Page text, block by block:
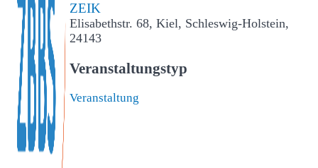
ZEIK
Elisabethstr. 68, Kiel, Schleswig-Holstein,
24143
Veranstaltungstyp
Veranstaltung